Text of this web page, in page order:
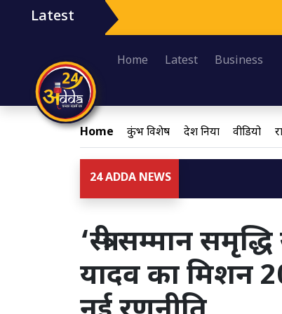
Latest
Home Latest Business
Home कुंभ विशेष देश दुनिया वीडियो
24 ADDA NEWS
‘स्त्री सम्मान
यादव का मिशन